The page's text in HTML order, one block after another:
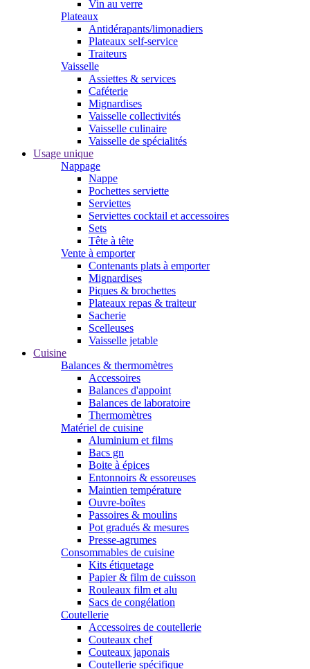
Vin au verre
Plateaux
Antidérapants/limonadiers
Plateaux self-service
Traiteurs
Vaisselle
Assiettes & services
Caféterie
Mignardises
Vaisselle collectivités
Vaisselle culinaire
Vaisselle de spécialités
Usage unique
Nappage
Nappe
Pochettes serviette
Serviettes
Serviettes cocktail et accessoires
Sets
Tête à tête
Vente à emporter
Contenants plats à emporter
Mignardises
Piques & brochettes
Plateaux repas & traiteur
Sacherie
Scelleuses
Vaisselle jetable
Cuisine
Balances & thermomètres
Accessoires
Balances d'appoint
Balances de laboratoire
Thermomètres
Matériel de cuisine
Aluminium et films
Bacs gn
Boite à épices
Entonnoirs & essoreuses
Maintien température
Ouvre-boîtes
Passoires & moulins
Pot gradués & mesures
Presse-agrumes
Consommables de cuisine
Kits étiquetage
Papier & film de cuisson
Rouleaux film et alu
Sacs de congélation
Coutellerie
Accessoires de coutellerie
Couteaux chef
Couteaux japonais
Coutellerie spécifique